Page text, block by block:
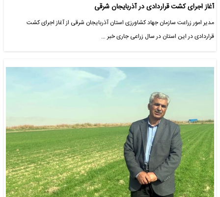
آغاز اجرای کشت قراردادی در آذربایجان شرقی
مدیر امور زراعت سازمان جهاد کشاورزی استان آذربایجان شرقی از آغاز اجرای کشت
قراردادی در این استان در سال زراعی جاری خبر …